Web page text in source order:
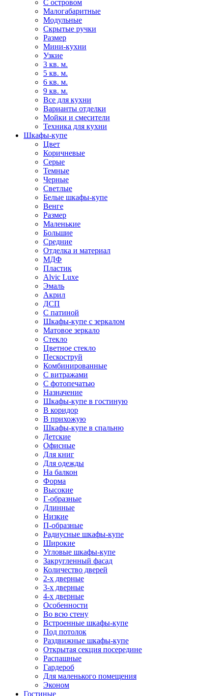
С островом
Малогабаритные
Модульные
Скрытые ручки
Размер
Мини-кухни
Узкие
3 кв. м.
5 кв. м.
6 кв. м.
9 кв. м.
Все для кухни
Варианты отделки
Мойки и смесители
Техника для кухни
Шкафы-купе
Цвет
Коричневые
Серые
Темные
Черные
Светлые
Белые шкафы-купе
Венге
Размер
Маленькие
Большие
Средние
Отделка и материал
МДФ
Пластик
Alvic Luxe
Эмаль
Акрил
ДСП
С патиной
Шкафы-купе с зеркалом
Матовое зеркало
Стекло
Цветное стекло
Пескоструй
Комбинированные
С витражами
С фотопечатью
Назначение
Шкафы-купе в гостиную
В коридор
В прихожую
Шкафы-купе в спальню
Детские
Офисные
Для книг
Для одежды
На балкон
Форма
Высокие
Г-образные
Длинные
Низкие
П-образные
Радиусные шкафы-купе
Широкие
Угловые шкафы-купе
Закругленный фасад
Количество дверей
2-х дверные
3-х дверные
4-х дверные
Особенности
Во всю стену
Встроенные шкафы-купе
Под потолок
Раздвижные шкафы-купе
Открытая секция посередине
Распашные
Гардероб
Для маленького помещения
Эконом
Гостиные